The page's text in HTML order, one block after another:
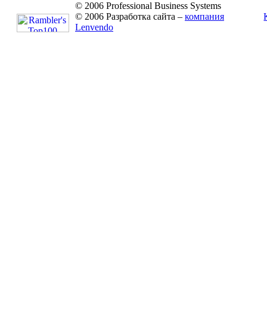
© 2006 Professional Business Systems
© 2006 Разработка сайта – компания
Lenvendo